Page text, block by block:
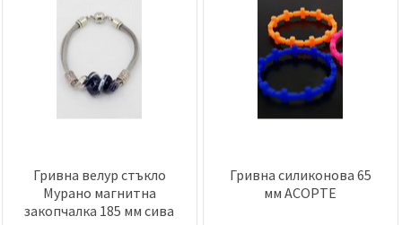
Гривна велур стъкло
Мурано магнитна
закопчалка 185 мм сива
Гривна силиконова 65
мм АСОРТЕ